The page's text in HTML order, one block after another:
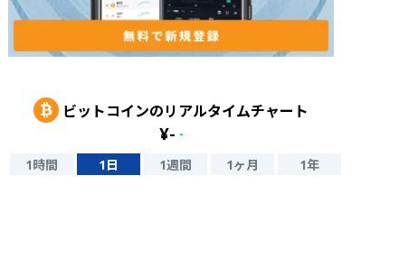
ビットコインのリアルタイムチャート
¥- -
1時間 1日 1週間 1ヶ月 1年